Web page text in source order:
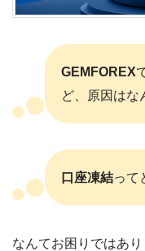
GEMFOREX
ど、原因はな
口座凍結って
なんてお困りではあり